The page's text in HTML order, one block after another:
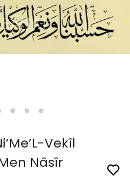
Vekîl
Nâsîr